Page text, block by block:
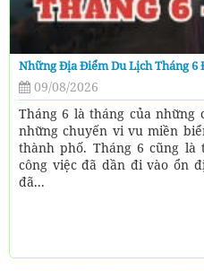
Những Địa Điểm Du Lịch Tháng 6
09/08/2026
Tháng 6 là tháng của những
những chuyến vi vu miền
thành phố. Tháng 6 cũng
công việc đã dần đi vào ổn
đã...